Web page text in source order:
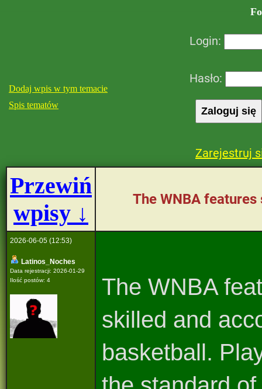
Dodaj wpis w tym temacie
Spis tematów
Login:
Hasło:
Zarejestruj
Przewiń
wpisy ↓
The WNBA
2026-06-05 (12:53)
Latinos_Noches
Data rejestracji: 2026-01-29
Ilość postów: 4
The WNBA
skilled and
basketball.